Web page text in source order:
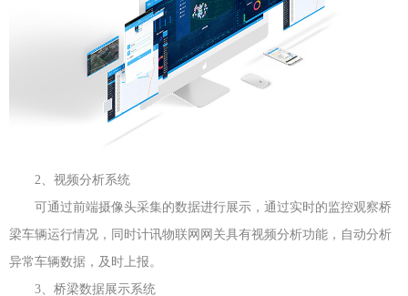
2、视频分析系统
可通过前端摄像头采集的数据进行展示，通过实时的监控观察桥
梁车辆运行情况，同时计讯物联网网关具有视频分析功能，自动分析
异常车辆数据，及时上报。
3、桥梁数据展示系统